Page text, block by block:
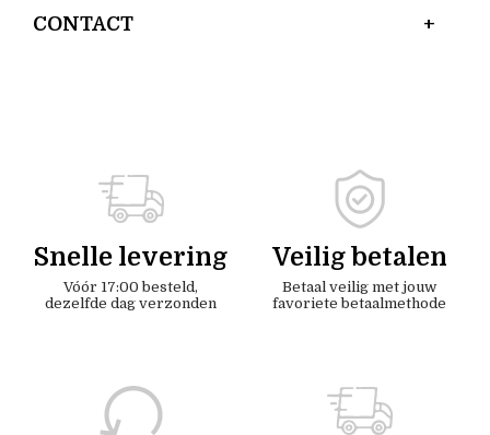
CONTACT
Snelle levering
Vóór 17:00 besteld,
dezelfde dag verzonden
Veilig betalen
Betaal veilig met jouw
favoriete betaalmethode